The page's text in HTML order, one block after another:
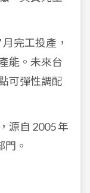
完工投產，
能。未來台
可彈性調配
源自 2005 年
門。